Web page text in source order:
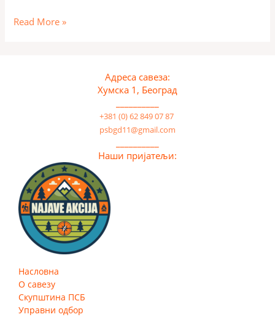
Read More »
Адреса савеза:
Хумска 1, Београд
+381 (0) 62 849 07 87
psbgd11@gmail.com
Наши пријатељи:
Насловна
О савезу
Скупштина ПСБ
Управни одбор